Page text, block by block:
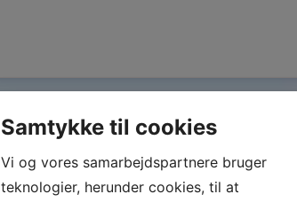
Samtykke til cookies
Vi og vores samarbejdspartnere bruger
teknologier, herunder cookies, til at